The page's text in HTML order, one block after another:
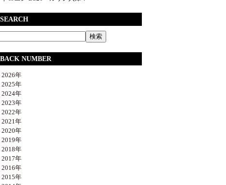
SEARCH
BACK NUMBER
年
年
年
年
年
年
年
年
年
年
年
年